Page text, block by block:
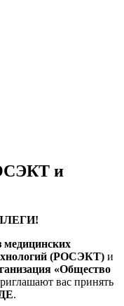
и
медицинских
(РОСЭКТ) и
«Общество
вас принять
.